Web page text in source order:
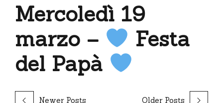
Mercoledì 19
marzo –
Festa
del Papà
Newer Posts Older Posts